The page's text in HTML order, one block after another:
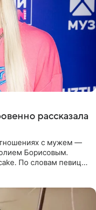
рассказала
с мужем —
Борисовым.
По словам певицы,